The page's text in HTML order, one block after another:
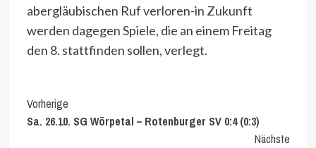
abergläubischen Ruf verloren-in Zukunft
werden dagegen Spiele, die an einem Freitag
den 8. stattfinden sollen, verlegt.
Continue
Reading
Vorherige
Sa. 26.10. SG Wörpetal – Rotenburger SV 0:4 (0:3)
Nächste